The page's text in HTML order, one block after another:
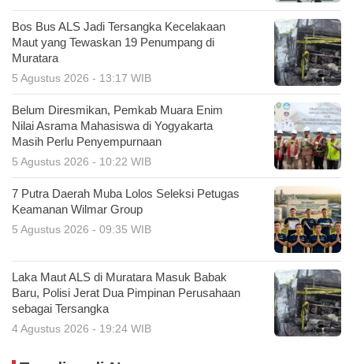
Bos Bus ALS Jadi Tersangka Kecelakaan
Maut yang Tewaskan 19 Penumpang di
Muratara
5 Agustus 2026 - 13:17 WIB
Belum Diresmikan, Pemkab Muara Enim
Nilai Asrama Mahasiswa di Yogyakarta
Masih Perlu Penyempurnaan
5 Agustus 2026 - 10:22 WIB
7 Putra Daerah Muba Lolos Seleksi Petugas
Keamanan Wilmar Group
5 Agustus 2026 - 09:35 WIB
Laka Maut ALS di Muratara Masuk Babak
Baru, Polisi Jerat Dua Pimpinan Perusahaan
sebagai Tersangka
4 Agustus 2026 - 19:24 WIB